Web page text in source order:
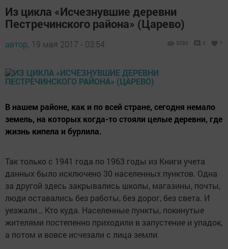
Из цикла «Исчезнувшие деревни
Пестречинского района» (Царево)
автор, 19 мая 2017 - 03:54 3290 0 1
В нашем районе, как и по всей стране, сегодня немало
земель, на которых когда-то стояли целые деревни, где
жизнь кипела и бурлила.
Так только с 1941 года по 1963 годы из Книги учета
данных было исключено 30 населенных пунктов. Одна
за другой здесь закрывались школы, магазины, почты,
люди оставались без работы, без дорог, без света. И
уезжали… Кто куда. Населенные пункты, покинутые
жителями постепенно приходили в запустение и упадок,
а потом и вовсе исчезали с лица земли.